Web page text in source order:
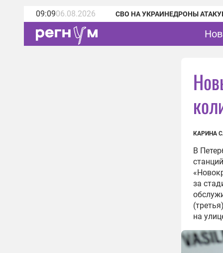
09:0906.08.2026 СВО НА УКРАИНЕДРОНЫ
КАРИНА
В
за
на